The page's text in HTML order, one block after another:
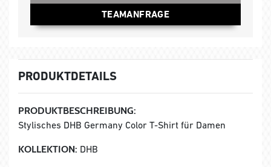
TEAMANFRAGE
PRODUKTDETAILS
PRODUKTBESCHREIBUNG:
Stylisches DHB Germany Color T-Shirt für Damen
KOLLEKTION: DHB